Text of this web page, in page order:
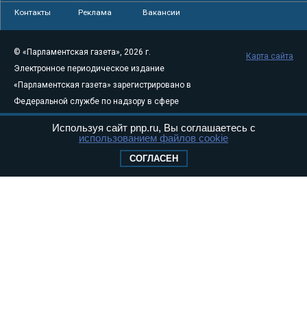
Контакты Реклама Вакансии
© «Парламентская газета», 2026 г.
Электронное периодическое издание
«Парламентская газета» зарегистрировано в
Федеральной службе по надзору в сфере
связи, информационных технологий и
массовых коммуникаций (Роскомнадзор) 05
Свидетельство о регистрации Эл № ФС77-
Карта сайта
Используя сайт pnp.ru, Вы соглашаетесь с
использованием файлов cookie
СОГЛАСЕН